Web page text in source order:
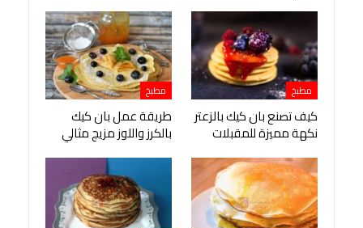
مطبخ
كيف تصنع بان كيك بالزعتر
نكهة مميزة للمقبلات
مطبخ
طريقة عمل بان كيك
بالكرز واللوز مزيج مثالي